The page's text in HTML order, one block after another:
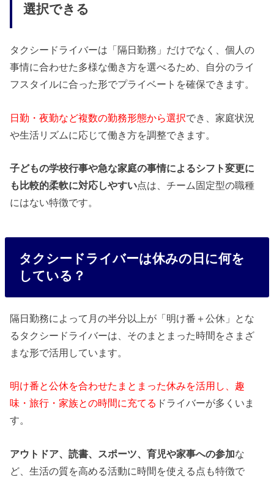
選択できる
タクシードライバーは「隔日勤務」だけでなく、個人の
事情に合わせた多様な働き方を選べるため、自分のライ
フスタイルに合った形でプライベートを確保できます。
日勤・夜勤など複数の勤務形態から選択でき、家庭状況
や生活リズムに応じて働き方を調整できます。
子どもの学校行事や急な家庭の事情によるシフト変更に
も比較的柔軟に対応しやすい点は、チーム固定型の職種
にはない特徴です。
タクシードライバーは休みの日に何を
している？
隔日勤務によって月の半分以上が「明け番＋公休」とな
るタクシードライバーは、そのまとまった時間をさまざ
まな形で活用しています。
明け番と公休を合わせたまとまった休みを活用し、趣
味・旅行・家族との時間に充てる ドライバーが多くいま
す。
アウトドア、読書、スポーツ、育児や家事への参加な
ど、生活の質を高める活動に時間を使える点も特徴で